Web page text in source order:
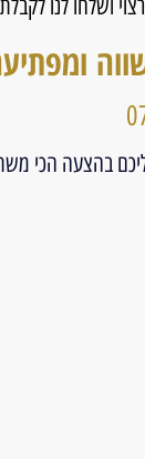
ושלחו לנו
בהצעה הכי